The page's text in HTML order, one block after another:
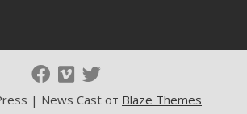
| News Cast от Blaze Themes